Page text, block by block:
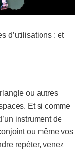
d’utilisations : et
ou autres
Et si comme
instrument de
ou même vos
répéter, venez